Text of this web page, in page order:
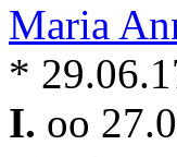
Maria
*
I. oo